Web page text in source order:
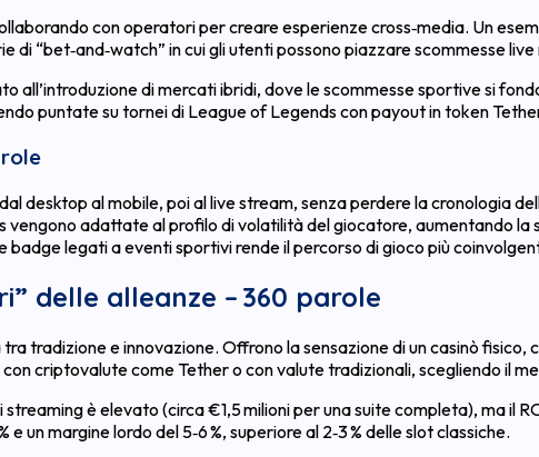
con operatori per creare esperienze cross‑media. Un
“bet‑and‑watch” in cui gli utenti possono piazzare scommesse
all’introduzione di mercati ibridi, dove le scommesse sportive si
puntate su tornei di League of Legends con payout in token
desktop al mobile, poi al live stream, senza perdere la cronologia
vengono adattate al profilo di volatilità del giocatore, aumentando la
badge legati a eventi sportivi rende il percorso di gioco più
delle alleanze – 360 parole
tradizione e innovazione. Offrono la sensazione di un casinò
criptovalute come Tether o con valute tradizionali, scegliendo il
è elevato (circa €1,5 milioni per una suite completa), ma il
un margine lordo del 5‑6 %, superiore al 2‑3 % delle slot classiche.